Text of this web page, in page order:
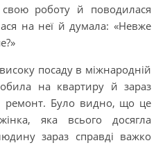
свою роботу й поводилася
на неї й думала: «Невже
посаду в міжнародній
на квартиру й зараз
ремонт. Було видно, що це
яка всього досягла
зараз справді важко